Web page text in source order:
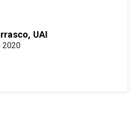
UAI
2020